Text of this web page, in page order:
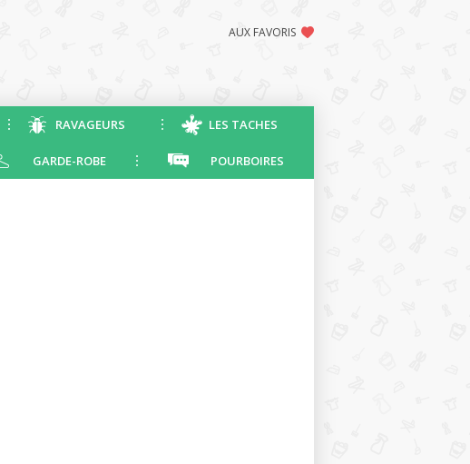
AUX FAVORIS
RAVAGEURS LES TACHES
GARDE-ROBE POURBOIRES